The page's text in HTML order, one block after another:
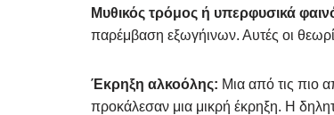
Μυθικός τρόμος ή υπερφυσικά
παρέμβαση εξωγήινων. Αυτές οι
Έκρηξη αλκοόλης: Μια από τις πιο
προκάλεσαν μια μικρή έκρηξη. Η